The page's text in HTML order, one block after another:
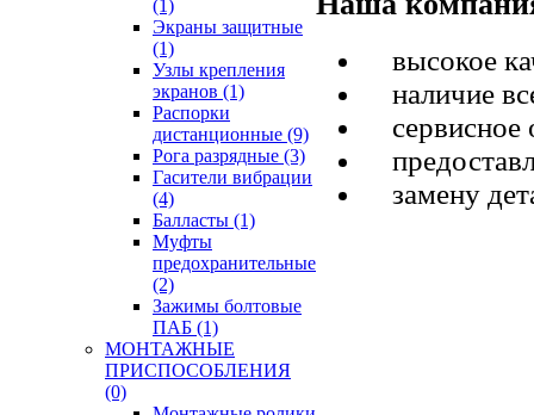
(1)
Экраны защитные
(1)
Узлы крепления
экранов (1)
Распорки
дистанционные (9)
Рога разрядные (3)
Гасители вибрации
(4)
Балласты (1)
Муфты
предохранительные
(2)
Зажимы болтовые
ПАБ (1)
МОНТАЖНЫЕ
ПРИСПОСОБЛЕНИЯ
(0)
высокое
наличие
сервисное
замену